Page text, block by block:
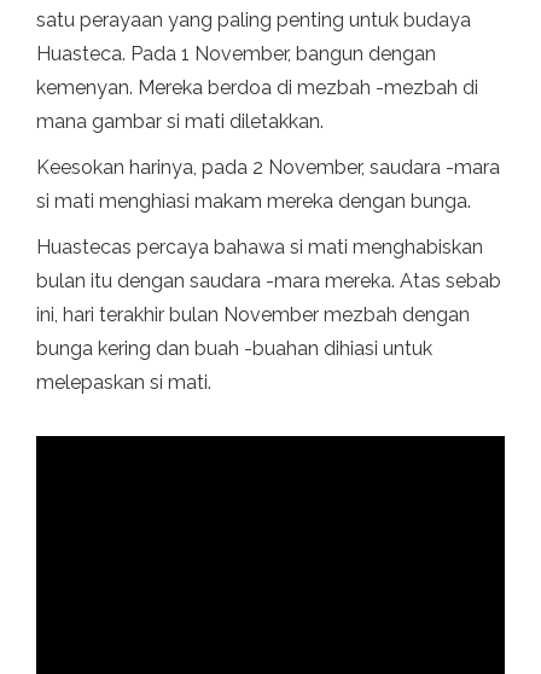
satu perayaan yang paling penting untuk budaya
Huasteca. Pada 1 November, bangun dengan
kemenyan. Mereka berdoa di mezbah -mezbah di
mana gambar si mati diletakkan.
Keesokan harinya, pada 2 November, saudara -mara
si mati menghiasi makam mereka dengan bunga.
Huastecas percaya bahawa si mati menghabiskan
bulan itu dengan saudara -mara mereka. Atas sebab
ini, hari terakhir bulan November mezbah dengan
bunga kering dan buah -buahan dihiasi untuk
melepaskan si mati.